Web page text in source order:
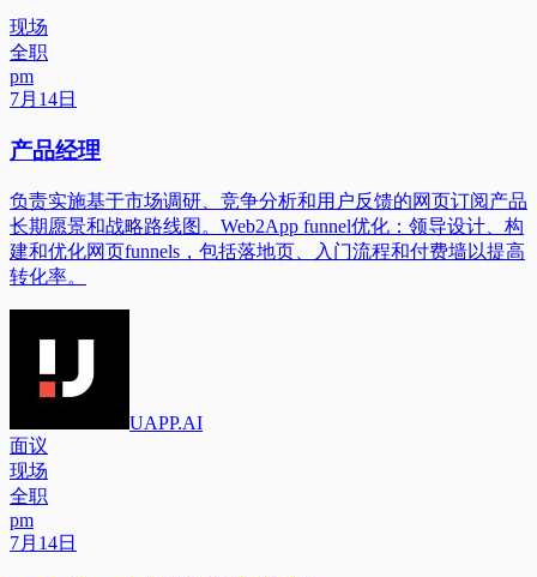
现场
全职
pm
7月14日
产品经理
负责实施基于市场调研、竞争分析和用户反馈的网页订阅产品
长期愿景和战略路线图。Web2App funnel优化：领导设计、构
建和优化网页funnels，包括落地页、入门流程和付费墙以提高
转化率。
UAPP.AI
面议
现场
全职
pm
7月14日